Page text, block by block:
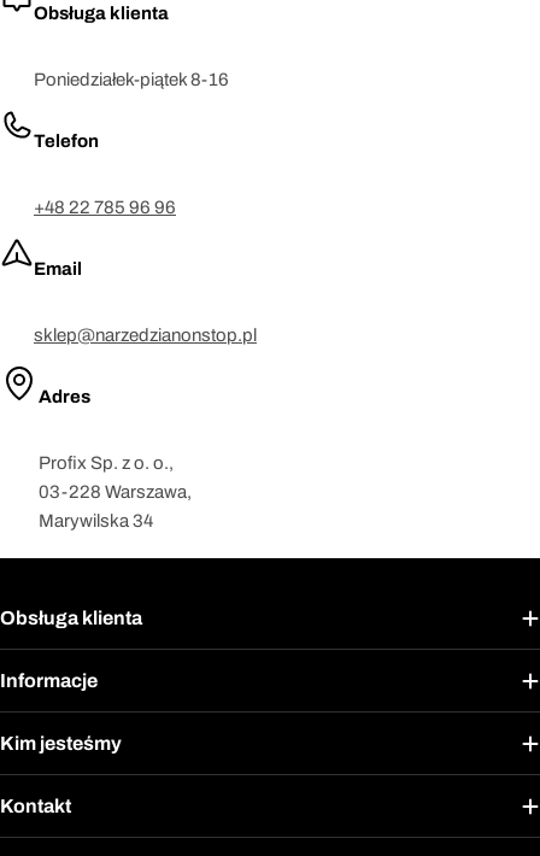
Obsługa klienta
Poniedziałek-piątek 8-16
Telefon
+48 22 785 96 96
Email
sklep@narzedzianonstop.pl
Adres
Profix Sp. z o. o.,
03-228 Warszawa,
Marywilska 34
Obsługa klienta
Informacje
Kim jesteśmy
Kontakt